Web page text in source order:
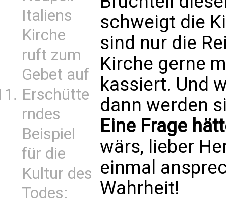
Italiens
Kirche
ruft zum
Gebet auf
Erschütte
rndes
Beispiel
für die
Kultur des
Todes:
schweigt die
sind nur die
Kirche gerne
kassiert. Und
dann werden
Eine Frage
wärs, lieber
einmal
Wahrheit!